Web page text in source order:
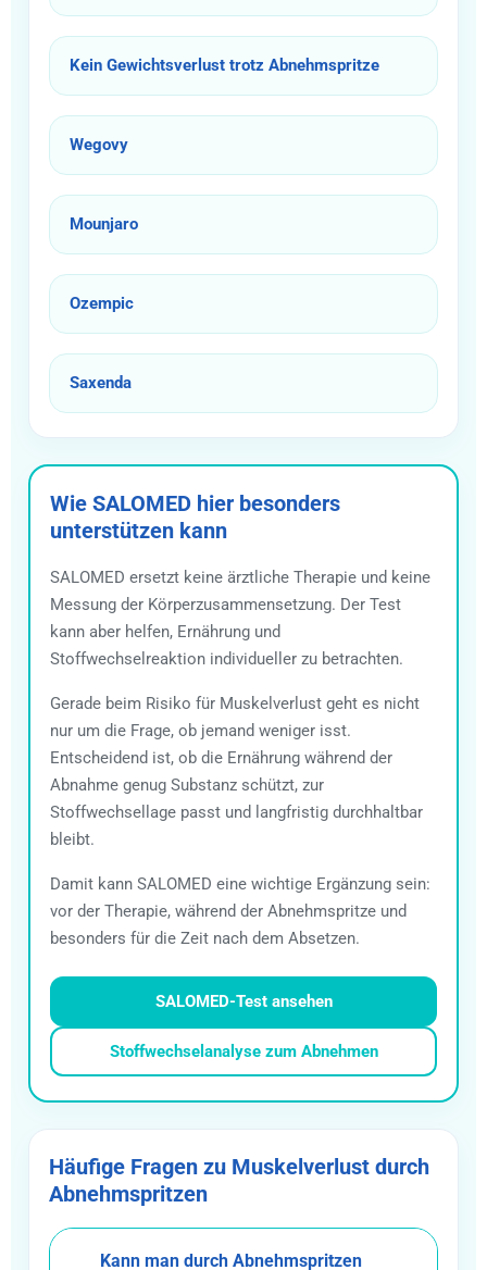
Kein Gewichtsverlust trotz Abnehmspritze
Wegovy
Mounjaro
Ozempic
Saxenda
Wie SALOMED hier besonders
unterstützen kann
SALOMED ersetzt keine ärztliche Therapie und keine
Messung der Körperzusammensetzung. Der Test
kann aber helfen, Ernährung und
Stoffwechselreaktion individueller zu betrachten.
Gerade beim Risiko für Muskelverlust geht es nicht
nur um die Frage, ob jemand weniger isst.
Entscheidend ist, ob die Ernährung während der
Abnahme genug Substanz schützt, zur
Stoffwechsellage passt und langfristig durchhaltbar
bleibt.
Damit kann SALOMED eine wichtige Ergänzung sein:
vor der Therapie, während der Abnehmspritze und
besonders für die Zeit nach dem Absetzen.
SALOMED-Test ansehen
Stoffwechselanalyse zum Abnehmen
Häufige Fragen zu Muskelverlust durch
Abnehmspritzen
Kann man durch Abnehmspritzen